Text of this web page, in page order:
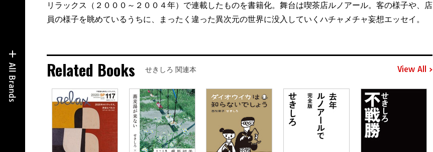
リラックス（２０００～２００４年）で連載したものを書籍化。舞台は喫茶店ルノアール。客の様子や、店
員の様子を眺めているうちに、まったく違った異次元の世界に没入していくハチャメチャ妄想エッセイ。
Related Books せきしろ 関連本 View All